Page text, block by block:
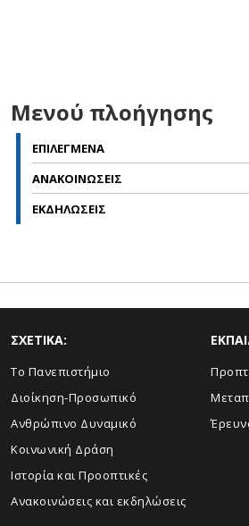
Μενού πλοήγησης
ΕΠΙΛΕΓΜΕΝΑ
ΑΝΑΚΟΙΝΩΣΕΙΣ
ΕΚΔΗΛΩΣΕΙΣ
ΣΧΕΤΙΚΑ:
Το Πανεπιστήμιο
Διοίκηση-Προσωπικό
Ανθρώπινο Δυναμικό
Κοινωνική Δράση
Ιστορία και Προοπτικές
Ανακοινώσεις και εκδηλώσεις